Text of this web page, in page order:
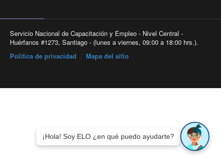
Servicio Nacional de Capacitación y Empleo - Nivel Central -
Huérfanos #1273, Santiago - (lunes a viernes, 09:00 a 18:00 hrs.).
Política de privacidad
Mapa del sitio
¡Hola! Soy ELO ¿en qué puedo ayudarte?